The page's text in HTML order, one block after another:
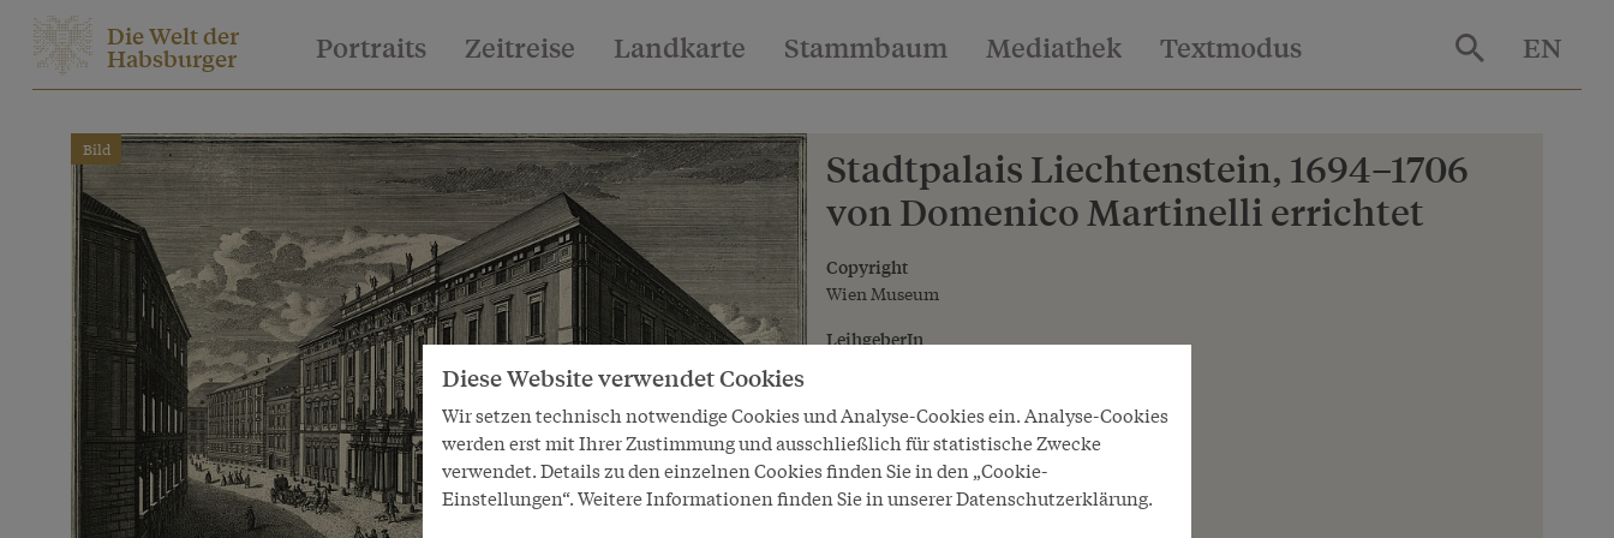
Die Welt der
Habsburger Portraits Zeitreise Landkarte Stammbaum Mediathek Textmodus EN
Bild
Stadtpalais Liechtenstein, 1694–1706
von Domenico Martinelli errichtet
Copyright
Wien Museum
LeihgeberIn
Diese Website verwendet Cookies
Wir setzen technisch notwendige Cookies und Analyse-Cookies ein. Analyse-Cookies
werden erst mit Ihrer Zustimmung und ausschließlich für statistische Zwecke
verwendet. Details zu den einzelnen Cookies finden Sie in den „Cookie-
Einstellungen“. Weitere Informationen finden Sie in unserer Datenschutzerklärung.